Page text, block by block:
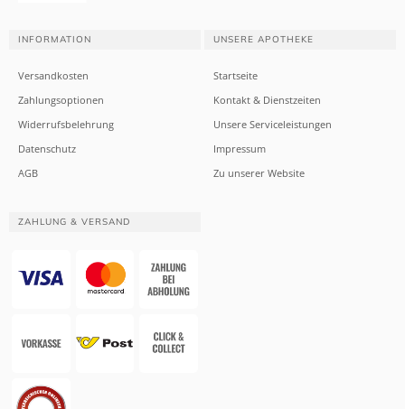
INFORMATION
Versandkosten
Zahlungsoptionen
Widerrufsbelehrung
Datenschutz
AGB
UNSERE APOTHEKE
Startseite
Kontakt & Dienstzeiten
Unsere Serviceleistungen
Impressum
Zu unserer Website
ZAHLUNG & VERSAND